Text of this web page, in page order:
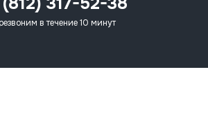
в течение 10 минут